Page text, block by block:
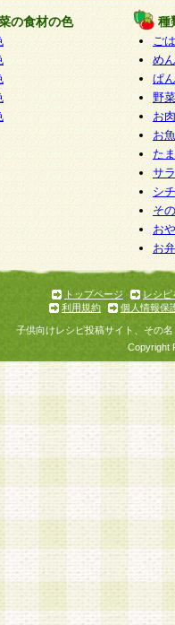
の食材の色 種
ご
めん
ぱん
野
お
お
た
サ
シ
そ
お
お
トップページ
レシピ
利用規約
個人情報保
子供向けレシピ投稿サイト、その
Copyright